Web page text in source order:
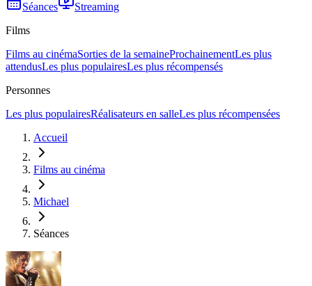
Séances
Streaming
Films
Films au cinémaSorties de la semaineProchainementLes plus
attendusLes plus populairesLes plus récompensés
Personnes
Les plus populairesRéalisateurs en salleLes plus récompensées
Accueil
Films au cinéma
Michael
Séances